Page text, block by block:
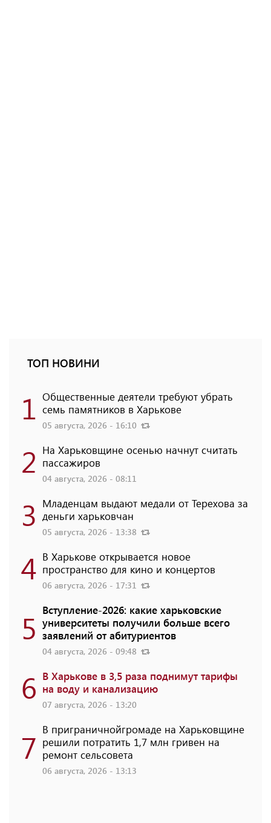
ТОП НОВИНИ
1 Общественные деятели требуют убрать
семь памятников в Харькове
05 августа, 2026 - 16:10
2 На Харьковщине осенью начнут считать
пассажиров
04 августа, 2026 - 08:11
3 Младенцам выдают медали от Терехова за
деньги харьковчан
05 августа, 2026 - 13:38
4 В Харькове открывается новое
пространство для кино и концертов
06 августа, 2026 - 17:31
5 Вступление-2026: какие харьковские
университеты получили больше всего
заявлений от абитуриентов
04 августа, 2026 - 09:48
6 В Харькове в 3,5 раза поднимут тарифы
на воду и канализацию
07 августа, 2026 - 13:20
7 В приграничнойгромаде на Харьковщине
решили потратить 1,7 млн ​​гривен на
ремонт сельсовета
06 августа, 2026 - 13:13